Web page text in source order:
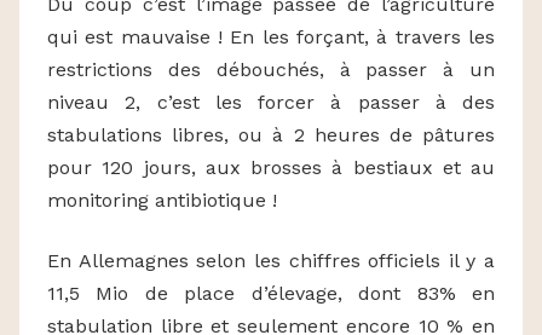
Du coup c’est l’image passée de l’agriculture
qui est mauvaise ! En les forçant, à travers les
restrictions des débouchés, à passer à un
niveau 2, c’est les forcer à passer à des
stabulations libres, ou à 2 heures de pâtures
pour 120 jours, aux brosses à bestiaux et au
monitoring antibiotique !
En Allemagnes selon les chiffres officiels il y a
11,5 Mio de place d’élevage, dont 83% en
stabulation libre et seulement encore 10 % en